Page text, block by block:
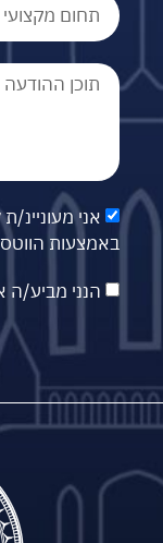
אני
באמצעות
הנני מביע/